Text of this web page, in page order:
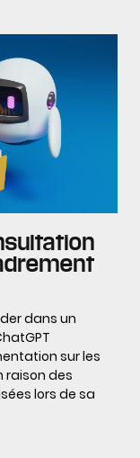
dans un
sur les
raison des
lors de sa